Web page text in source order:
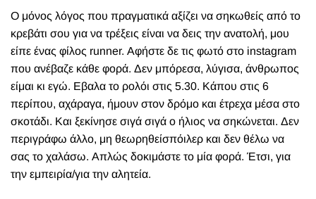
Ο μόνος λόγος που πραγματικά αξίζει να σηκωθείς από το
κρεβάτι σου για να τρέξεις είναι να δεις την ανατολή, μου
είπε ένας φίλος runner. Αφήστε δε τις φωτό στο instagram
που ανέβαζε κάθε φορά. Δεν μπόρεσα, λύγισα, άνθρωπος
είμαι κι εγώ. Εβαλα το ρολόι στις 5.30. Κάπου στις 6
περίπου, αχάραγα, ήμουν στον δρόμο και έτρεχα μέσα στο
σκοτάδι. Και ξεκίνησε σιγά σιγά ο ήλιος να σηκώνεται. Δεν
περιγράφω άλλο, μη θεωρηθείσπόιλερ και δεν θέλω να
σας το χαλάσω. Απλώς δοκιμάστε το μία φορά. Έτσι, για
την εμπειρία/για την αλητεία.